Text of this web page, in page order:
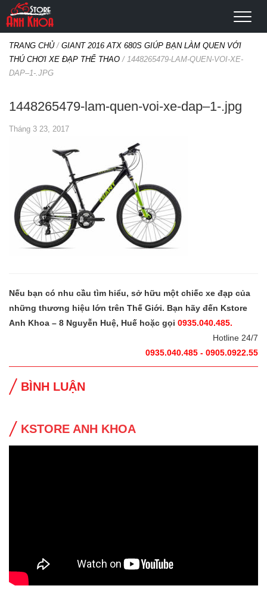
TRANG CHỦ/ GIANT 2016 ATX 680S GIÚP BẠN LÀM QUEN VỚI
THÚ CHƠI XE ĐẠP THỂ THAO / 1448265479-LAM-QUEN-VOI-XE-
DAP–1-.JPG
1448265479-lam-quen-voi-xe-dap–1-.jpg
Tháng 3 23, 2017
Nếu bạn có nhu cầu tìm hiểu, sở hữu một chiếc xe đạp của
những thương hiệu lớn trên Thế Giới. Bạn hãy đến Kstore
Anh Khoa – 8 Nguyễn Huệ, Huế hoặc gọi 0935.040.485.
Hotline 24/7
0935.040.485 - 0905.0922.55
BÌNH LUẬN
KSTORE ANH KHOA